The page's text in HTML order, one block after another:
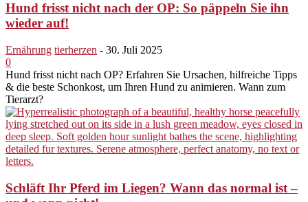
Hund frisst nicht nach der OP: So päppeln Sie ihn
wieder auf!
Ernährung tierherzen - 30. Juli 2025
0
Hund frisst nicht nach OP? Erfahren Sie Ursachen, hilfreiche Tipps
& die beste Schonkost, um Ihren Hund zu animieren. Wann zum
Tierarzt?
Schläft Ihr Pferd im Liegen? Wann das normal ist –